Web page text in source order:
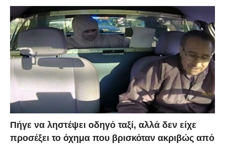
Πήγε να ληστέψει οδηγό ταξί, αλλά δεν είχε
προσέξει το όχημα που βρισκόταν ακριβώς από